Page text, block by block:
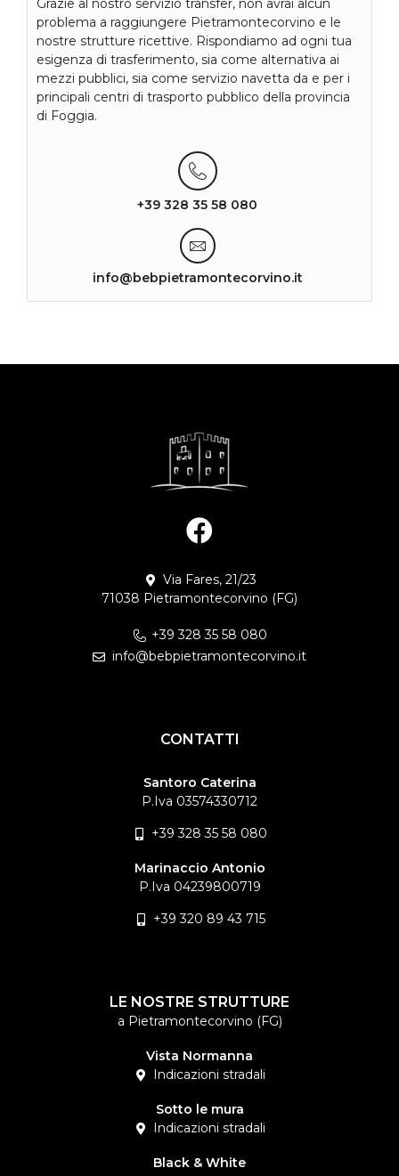
Grazie al nostro servizio transfer, non avrai alcun
problema a raggiungere Pietramontecorvino e le
nostre strutture ricettive. Rispondiamo ad ogni tua
esigenza di trasferimento, sia come alternativa ai
mezzi pubblici, sia come servizio navetta da e per i
principali centri di trasporto pubblico della provincia
di Foggia.
+39 328 35 58 080
info@bebpietramontecorvino.it
Via Fares, 21/23
71038 Pietramontecorvino (FG)
+39 328 35 58 080
info@bebpietramontecorvino.it
CONTATTI
Santoro Caterina
P.Iva 03574330712
+39 328 35 58 080
Marinaccio Antonio
P.Iva 04239800719
+39 320 89 43 715
LE NOSTRE STRUTTURE
a Pietramontecorvino (FG)
Vista Normanna
Indicazioni stradali
Sotto le mura
Indicazioni stradali
Black & White